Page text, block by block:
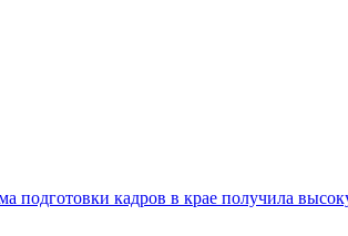
кадров в крае получила